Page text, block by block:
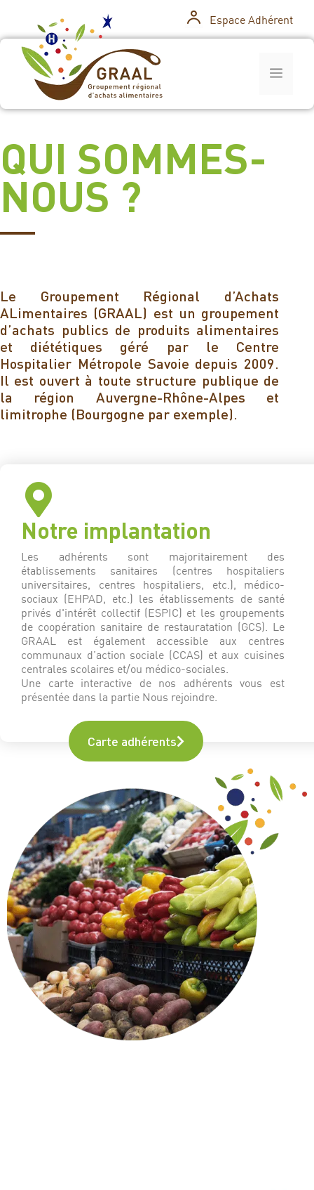
Espace Adhérent
QUI SOMMES-
NOUS ?
Le Groupement Régional d’Achats
ALimentaires (GRAAL) est un groupement
d’achats publics de produits alimentaires
et diététiques géré par le Centre
Hospitalier Métropole Savoie depuis 2009.
Il est ouvert à toute structure publique de
la région Auvergne-Rhône-Alpes et
limitrophe (Bourgogne par exemple).
Notre implantation
Les adhérents sont majoritairement des
établissements sanitaires (centres hospitaliers
universitaires, centres hospitaliers, etc.), médico-
sociaux (EHPAD, etc.) les établissements de santé
privés d'intérêt collectif (ESPIC) et les groupements
de coopération sanitaire de restauratation (GCS). Le
GRAAL est également accessible aux centres
communaux d’action sociale (CCAS) et aux cuisines
centrales scolaires et/ou médico-sociales.
Une carte interactive de nos adhérents vous est
présentée dans la partie Nous rejoindre.
Carte adhérents